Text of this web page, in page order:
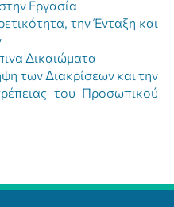
Εργασία
την Ένταξη και
Δικαιώματα
των Διακρίσεων και την
του Προσωπικού